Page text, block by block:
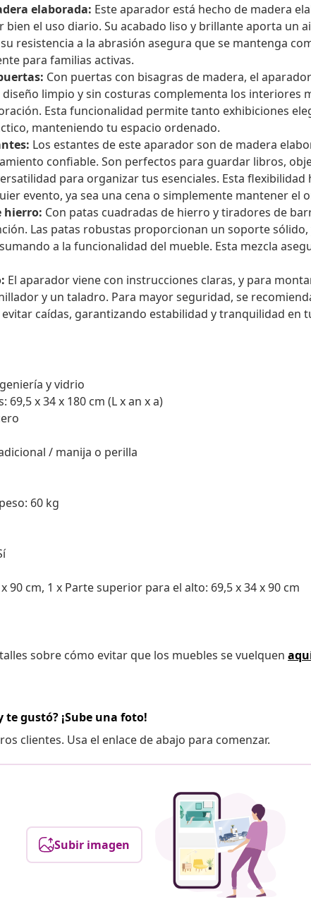
elaborada: Este aparador está hecho de madera
bien el uso diario. Su acabado liso y brillante aporta un
resistencia a la abrasión asegura que se mantenga
para familias activas.
Con puertas con bisagras de madera, el
diseño limpio y sin costuras complementa los interiores
Esta funcionalidad permite tanto exhibiciones
manteniendo tu espacio ordenado.
Los estantes de este aparador son de madera
confiable. Son perfectos para guardar libros,
para organizar tus esenciales. Esta flexibilidad
evento, ya sea una cena o simplemente mantener el
hierro: Con patas cuadradas de hierro y tiradores de
Las patas robustas proporcionan un soporte
a la funcionalidad del mueble. Esta mezcla
El aparador viene con instrucciones claras, y para
y un taladro. Para mayor seguridad, se
caídas, garantizando estabilidad y tranquilidad en
y vidrio
x 34 x 180 cm (L x an x a)
/ manija o perilla
60 kg
90 cm, 1 x Parte superior para el alto: 69,5 x 34 x 90 cm
sobre cómo evitar que los muebles se vuelquen
gustó? ¡Sube una foto!
clientes. Usa el enlace de abajo para comenzar.
Subir imagen